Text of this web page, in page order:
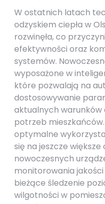
W ostatnich latach
odzyskiem ciepła w
rozwinęła, co
efektywności oraz
systemów.
wyposażone w
które pozwalają na
dostosowywanie
aktualnych
potrzeb
optymalne
się na jeszcze większe
nowoczesnych
monitorowania
bieżące śledzenie
wilgotności w